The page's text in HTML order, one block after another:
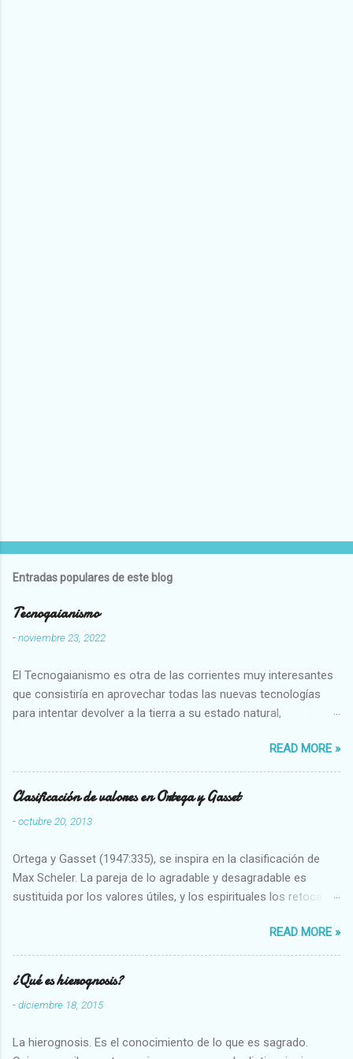
Entradas populares de este blog
Tecnogaianismo
-noviembre 23, 2022
El Tecnogaianismo es otra de las corrientes muy interesantes
que consistiría en aprovechar todas las nuevas tecnologías
para intentar devolver a la tierra a su estado natural,
READ MORE »
Clasificación de valores en Ortega y Gasset
-octubre 20, 2013
Ortega y Gasset (1947:335), se inspira en la clasificación de
Max Scheler. La pareja de lo agradable y desagradable es
sustituida por los valores útiles, y los espirituales los retoca.
Abundante-Escaso,etc 2 VITALES Sano-Enfermo Selecto-
Vulgar Enérgico-Inerte Fuerte-Débil,etc. 3 ESPIRITUALES a)
Intelectuales Conocimiento-Error Exacto-Aproximado
Evidente-Probable,etc b) Morales Bueno-malo Bondadoso-
malvado Justo-Injusto Escrupuloso-Relajado Leal-Desleal,etc.
Armonioso-Inarmonioso 4 RELIGIOSOS Santo-Pr...
READ MORE »
¿Qué es hierognosis?
-diciembre 18, 2015
La hierognosis. Es el conocimiento de lo que es sagrado.